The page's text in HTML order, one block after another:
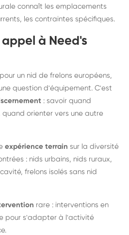
connaît les emplacements
les contraintes spécifiques.
à Need's
un nid de frelons européens,
question d'équipement. C'est
: savoir quand
quand orienter vers une autre
expérience terrain sur la diversité
: nids urbains, nids ruraux,
frelons isolés sans nid
rare : interventions en
pour s'adapter à l'activité